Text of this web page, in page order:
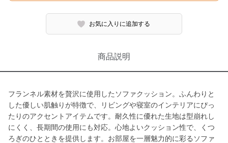
お気に入りに追加する
商品説明
フランネル素材を贅沢に使用したソファクッション。ふんわりと
した優しい肌触りが特徴で、リビングや寝室のインテリアにぴっ
たりのアクセントアイテムです。耐久性に優れた生地は型崩れし
にくく、長期間の使用にも対応。心地よいクッション性で、くつ
ろぎのひとときを提供します。お部屋を一層魅力的に彩るソファ